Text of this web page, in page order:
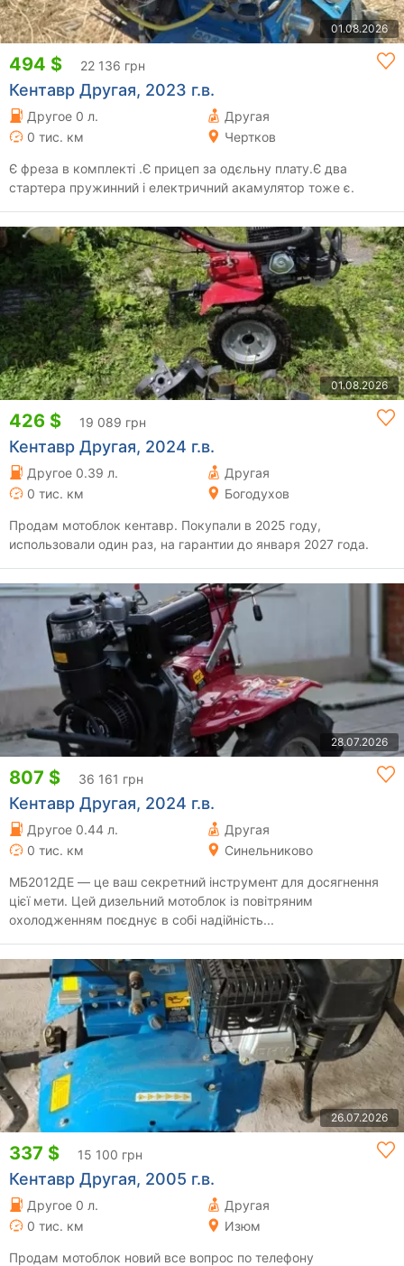
01.08.2026
494 $ 22 136 грн
Кентавр Другая, 2023 г.в.
Другое 0 л.
Другая
0 тис. км
Чертков
Є фреза в комплекті .Є прицеп за одєльну плату.Є два
стартера пружинний і електричний акамулятор тоже є.
01.08.2026
426 $ 19 089 грн
Кентавр Другая, 2024 г.в.
Другое 0.39 л.
Другая
0 тис. км
Богодухов
Продам мотоблок кентавр. Покупали в 2025 году,
использовали один раз, на гарантии до января 2027 года.
28.07.2026
807 $ 36 161 грн
Кентавр Другая, 2024 г.в.
Другое 0.44 л.
Другая
0 тис. км
Синельниково
МБ2012ДЕ — це ваш секретний інструмент для досягнення
цієї мети. Цей дизельний мотоблок із повітряним
охолодженням поєднує в собі надійність...
26.07.2026
337 $ 15 100 грн
Кентавр Другая, 2005 г.в.
Другое 0 л.
Другая
0 тис. км
Изюм
Продам мотоблок новий все вопрос по телефону